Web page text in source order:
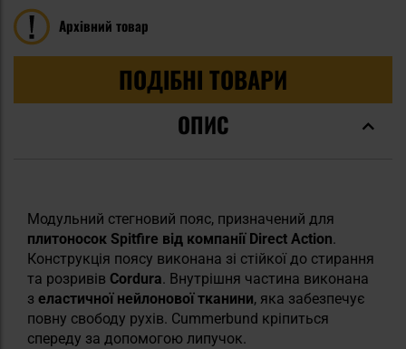
Архівний товар
ПОДІБНІ ТОВАРИ
ОПИС
Модульний стегновий пояс, призначений для
плитоносок Spitfire від компанії Direct Action.
Конструкція поясу виконана зі стійкої до стирання
та розривів Cordura. Внутрішня частина виконана
з еластичної нейлонової тканини, яка забезпечує
повну свободу рухів. Cummerbund кріпиться
спереду за допомогою липучок.